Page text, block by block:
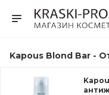
Kapous Blond Bar -